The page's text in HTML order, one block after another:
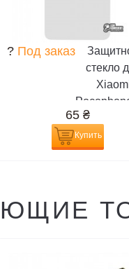
? Под заказ
стекло
65 ₴
Купить